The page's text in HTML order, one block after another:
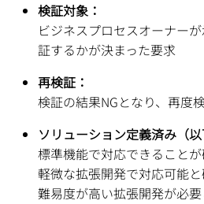
検証対象：
ビジネスプロセスオーナー
証するかが決まった要求
再検証：
検証の結果NGとなり、再度
ソリューション定義済み（
標準機能で対応できること
軽微な拡張開発で対応可能
難易度が高い拡張開発が必